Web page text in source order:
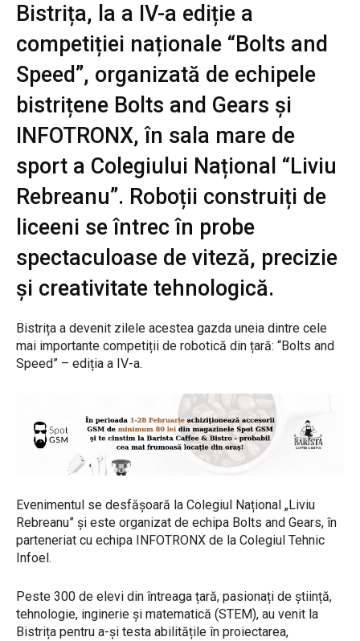
Bistrița, la a IV-a ediție a
competiției naționale “Bolts and
Speed”, organizată de echipele
bistrițene Bolts and Gears și
INFOTRONX, în sala mare de
sport a Colegiului Național “Liviu
Rebreanu”. Roboții construiți de
liceeni se întrec în probe
spectaculoase de viteză, precizie
și creativitate tehnologică.
Bistrița a devenit zilele acestea gazda uneia dintre cele
mai importante competiții de robotică din țară: “Bolts and
Speed” – ediția a IV-a.
Evenimentul se desfășoară la Colegiul Național „Liviu
Rebreanu” și este organizat de echipa Bolts and Gears, în
parteneriat cu echipa INFOTRONX de la Colegiul Tehnic
Infoel.
Peste 300 de elevi din întreaga țară, pasionați de știință,
tehnologie, inginerie și matematică (STEM), au venit la
Bistrița pentru a-și testa abilitățile în proiectarea,